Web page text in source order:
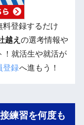
料登録するだけ
越え の選考情報や
！就活生や就活が
登録へ進もう！
練習を何度も